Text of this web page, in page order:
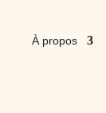
À propos